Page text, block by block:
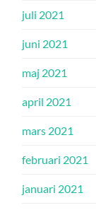
juli 2021
juni 2021
maj 2021
april 2021
mars 2021
februari 2021
januari 2021